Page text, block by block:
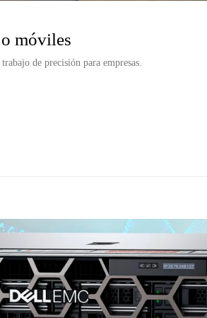
móviles
de precisión para empresas.